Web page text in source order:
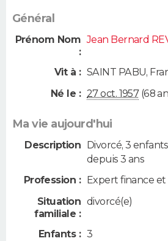
Général
Prénom Nom
:
Jean Bernard
Vit à : SAINT PABU,
Né le : 27 oct. 1957(68
Ma vie aujourd'hui
Description Divorcé, 3
depuis 3 ans
Profession :
Expert finance
Situation
familiale :
divorcé(e)
Enfants : 3